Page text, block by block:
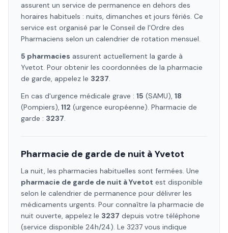
assurent un service de permanence en dehors des
horaires habituels : nuits, dimanches et jours fériés. Ce
service est organisé par le Conseil de l'Ordre des
Pharmaciens selon un calendrier de rotation mensuel.
5 pharmacies assurent actuellement la garde à
Yvetot. Pour obtenir les coordonnées de la pharmacie
de garde, appelez le 3237.
En cas d'urgence médicale grave : 15 (SAMU), 18
(Pompiers), 112 (urgence européenne). Pharmacie de
garde : 3237.
Pharmacie de garde de nuit à Yvetot
La nuit, les pharmacies habituelles sont fermées. Une
pharmacie de garde de nuit àYvetot est disponible
selon le calendrier de permanence pour délivrer les
médicaments urgents. Pour connaître la pharmacie de
nuit ouverte, appelez le 3237 depuis votre téléphone
(service disponible 24h/24). Le 3237 vous indique